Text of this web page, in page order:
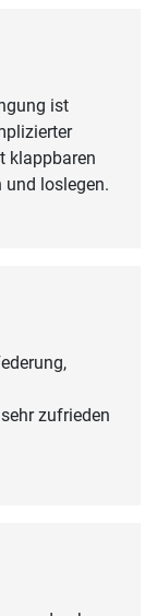
ist
klappbaren
und loslegen.
zufrieden